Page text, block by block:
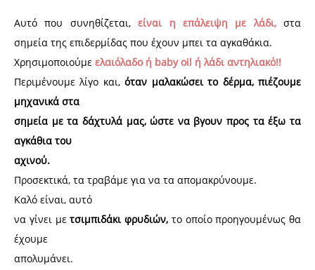
Αυτό που συνηθίζεται,είναι η επάλειψη με λάδι,στα
σημεία της επιδερμίδας που έχουν μπει τα αγκαθάκια.
Χρησιμοποιούμε ελαιόλαδο ή baby oil ή λάδι αντηλιακό!!
Περιμένουμε λίγο και,όταν μαλακώσει το δέρμα, πιέζουμε
μηχανικά στα
σημεία με τα δάχτυλά μας, ώστε να βγουν προς τα έξω τα
αγκάθια του
αχινού.
Προσεκτικά, τα τραβάμε για να τα απομακρύνουμε.
Καλό είναι, αυτό
να γίνει μετσιμπιδάκι φρυδιών, το οποίο προηγουμένως θα
έχουμε
απολυμάνει.